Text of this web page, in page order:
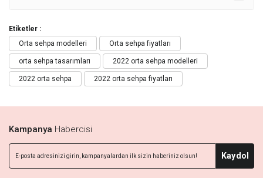
Etiketler :
Orta sehpa modelleri
Orta sehpa fiyatları
orta sehpa tasarımları 2022 orta sehpa modelleri
2022 orta sehpa 2022 orta sehpa fiyatları
Kampanya Habercisi
Kaydol